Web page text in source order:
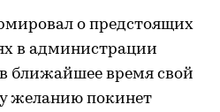
о предстоящих
в администрации
ближайшее время свой
желанию покинет